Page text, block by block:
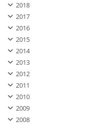
2018
2017
2016
2015
2014
2013
2012
2011
2010
2009
2008